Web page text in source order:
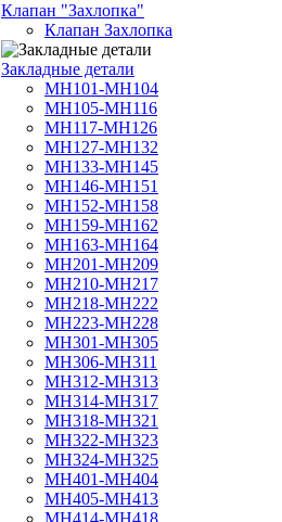
Клапан "Захлопка"
Клапан Захлопка
Закладные детали
МН101-МН104
МН105-МН116
МН117-МН126
МН127-МН132
МН133-МН145
МН146-МН151
МН152-МН158
МН159-МН162
МН163-МН164
МН201-МН209
МН210-МН217
МН218-МН222
МН223-МН228
МН301-МН305
МН306-МН311
МН312-МН313
МН314-МН317
МН318-МН321
МН322-МН323
МН324-МН325
МН401-МН404
МН405-МН413
МН414-МН418